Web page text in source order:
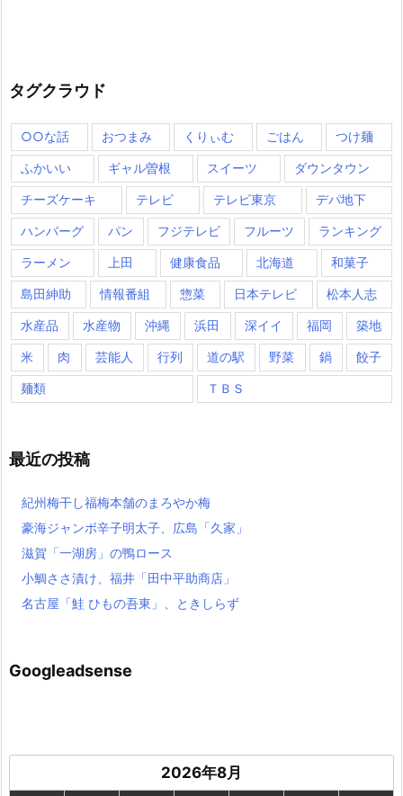
タグクラウド
○○な話 おつまみ くりぃむ ごはん つけ麺
ふかいい ギャル曽根 スイーツ ダウンタウン
チーズケーキ テレビ テレビ東京 デパ地下
ハンバーグ パン フジテレビ フルーツ ランキング
ラーメン 上田 健康食品 北海道 和菓子
島田紳助 情報番組 惣菜 日本テレビ 松本人志
水産品 水産物 沖縄 浜田 深イイ 福岡 築地
米 肉 芸能人 行列 道の駅 野菜 鍋 餃子
麺類 ＴＢＳ
最近の投稿
紀州梅干し福梅本舗のまろやか梅
豪海ジャンボ辛子明太子、広島「久家」
滋賀「一湖房」の鴨ロース
小鯛ささ漬け、福井「田中平助商店」
名古屋「鮭 ひもの吾東」、ときしらず
Googleadsense
2026年8月